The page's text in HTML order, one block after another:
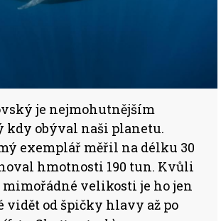
je nejmohutnějším
kdy obýval naši planetu.
exemplář měřil na délku 30
hmotnosti 190 tun. Kvůli
mimořádné velikosti je ho jen
vidět od špičky hlavy až po